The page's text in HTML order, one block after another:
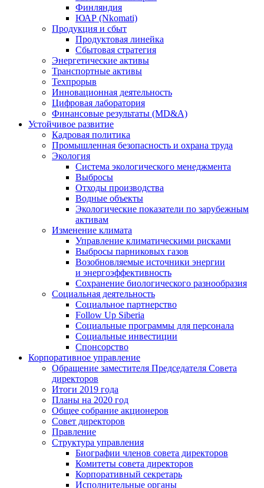
Финляндия
ЮАР (Nkomati)
Продукция и сбыт
Продуктовая линейка
Сбытовая стратегия
Энергетические активы
Транспортные активы
Техпрорыв
Инновационная деятельность
Цифровая лаборатория
Финансовые результаты (MD&A)
Устойчивое развитие
Кадровая политика
Промышленная безопасность и охрана труда
Экология
Система экологического менеджмента
Выбросы
Отходы производства
Водные объекты
Экологические показатели по зарубежным
активам
Изменение климата
Управление климатическими рисками
Выбросы парниковых газов
Возобновляемые источники энергии
и энергоэффективность
Сохранение биологического разнообразия
Социальная деятельность
Социальное партнерство
Follow Up Siberia
Социальные программы для персонала
Социальные инвестиции
Спонсорство
Корпоративное управление
Обращение заместителя Председателя Совета
директоров
Итоги 2019 года
Планы на 2020 год
Общее собрание акционеров
Совет директоров
Правление
Структура управления
Биографии членов совета директоров
Комитеты совета директоров
Корпоративный секретарь
Исполнительные органы